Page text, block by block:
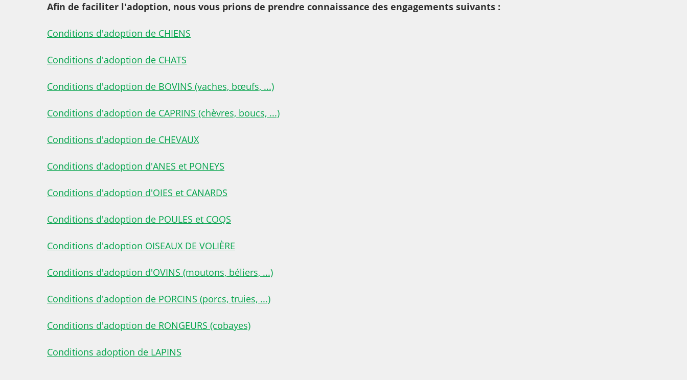
Afin de faciliter l'adoption, nous vous prions de prendre connaissance des engagements suivants :
Conditions d'adoption de CHIENS
Conditions d'adoption de CHATS
Conditions d'adoption de BOVINS (vaches, bœufs, ...)
Conditions d'adoption de CAPRINS (chèvres, boucs, ...)
Conditions d'adoption de CHEVAUX
Conditions d'adoption d'ANES et PONEYS
Conditions d'adoption d'OIES et CANARDS
Conditions d'adoption de POULES et COQS
Conditions d'adoption OISEAUX DE VOLIÈRE
Conditions d'adoption d'OVINS (moutons, béliers, ...)
Conditions d'adoption de PORCINS (porcs, truies, ...)
Conditions d'adoption de RONGEURS (cobayes)
Conditions adoption de LAPINS